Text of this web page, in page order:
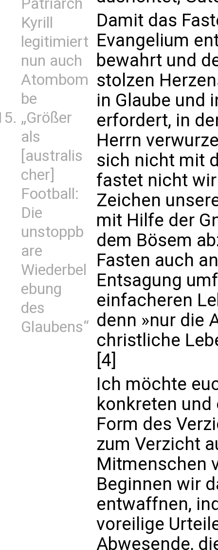
Patriarch
Kyrill
legitimiert
nun auch
Atombom
be
„Größer
als
[australis
cher]
Football:
Die
unstoppb
are
Wiederbel
ebung
des
Glaubens“
Damit das
Evangelium
bewahrt und
stolzen
in Glaube und
erfordert, in
Herrn
sich nicht mit
fastet nicht
Zeichen
mit Hilfe der
dem Bösem
Fasten auch
Entsagung
einfacheren
denn »nur die
christliche
[4]
Ich möchte
konkreten
Form des
zum Verzicht
Mitmenschen
Beginnen wir
entwaffnen,
voreilige
Abwesende,